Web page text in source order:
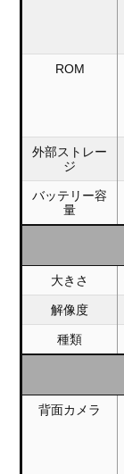
ROM
外部ストレー
ジ
バッテリー容
量
大きさ
解像度
種類
背面カメラ